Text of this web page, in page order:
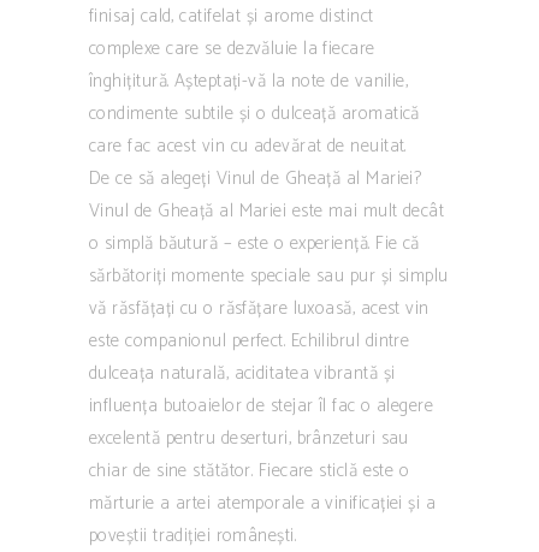
finisaj cald, catifelat și arome distinct
complexe care se dezvăluie la fiecare
înghițitură. Așteptați-vă la note de vanilie,
condimente subtile și o dulceață aromatică
care fac acest vin cu adevărat de neuitat.
De ce să alegeți Vinul de Gheață al Mariei?
Vinul de Gheață al Mariei este mai mult decât
o simplă băutură – este o experiență. Fie că
sărbătoriți momente speciale sau pur și simplu
vă răsfățați cu o răsfățare luxoasă, acest vin
este companionul perfect. Echilibrul dintre
dulceața naturală, aciditatea vibrantă și
influența butoaielor de stejar îl fac o alegere
excelentă pentru deserturi, brânzeturi sau
chiar de sine stătător. Fiecare sticlă este o
mărturie a artei atemporale a vinificației și a
poveștii tradiției românești.